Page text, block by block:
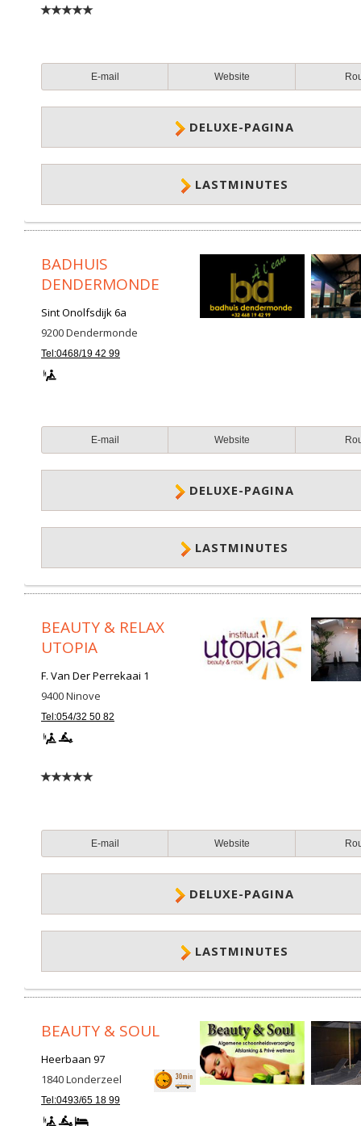
E-mail Website
DELUXE-PAGINA
LASTMINUTES
BADHUIS
DENDERMONDE
Sint Onolfsdijk 6a
9200Dendermonde
Tel:0468/19 42 99
E-mail Website
DELUXE-PAGINA
LASTMINUTES
BEAUTY & RELAX
UTOPIA
F. Van Der Perrekaai 1
9400Ninove
Tel:054/32 50 82
E-mail Website
DELUXE-PAGINA
LASTMINUTES
BEAUTY & SOUL
Heerbaan 97
1840Londerzeel
Tel:0493/65 18 99